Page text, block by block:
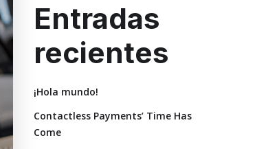
Entradas
recientes
¡Hola mundo!
Contactless Payments’ Time Has
Come